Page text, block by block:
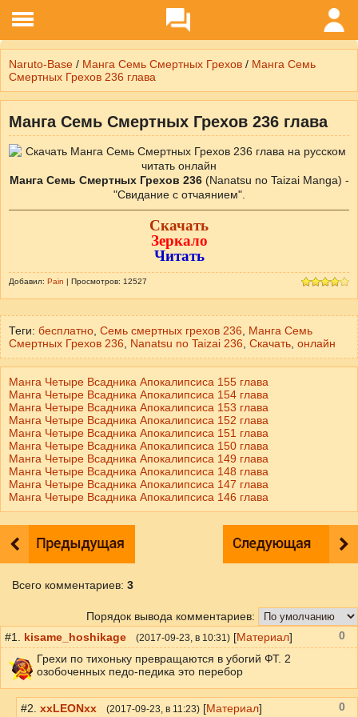
Naruto-Base / Манга Семь Смертных Грехов / Манга Семь
Смертных Грехов 236 глава
Манга Семь Смертных Грехов 236 глава
Манга Семь Смертных Грехов 236(Nanatsu no Taizai Manga) -
"Свидание с отчаянием".
Скачать
Зеркало
Читать
Добавил: Pain | Просмотров: 12527
Теги: бесплатно Семь смертных грехов 236
Манга Семь
Смертных Грехов 236
Nanatsu no Taizai 236 Скачать онлайн
Манга Четыре Всадника Апокалипсиса 155 глава
Манга Четыре Всадника Апокалипсиса 154 глава
Манга Четыре Всадника Апокалипсиса 153 глава
Манга Четыре Всадника Апокалипсиса 152 глава
Манга Четыре Всадника Апокалипсиса 151 глава
Манга Четыре Всадника Апокалипсиса 150 глава
Манга Четыре Всадника Апокалипсиса 149 глава
Манга Четыре Всадника Апокалипсиса 148 глава
Манга Четыре Всадника Апокалипсиса 147 глава
Манга Четыре Всадника Апокалипсиса 146 глава
Всего комментариев: 3
Порядок вывода комментариев:
#1. kisame_hoshikage (2017-09-23 , в 10:31) [Материал]
Грехи по тихоньку превращаются в убогий ФТ. 2
озобоченных педо-педика это перебор
0
#2. xxLEONxx (2017-09-23 , в 11:23) [Материал] 0